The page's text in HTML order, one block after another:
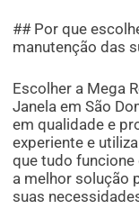
## Por que
manutenção das
Escolher a Mega
Janela em São
em qualidade e
experiente e
que tudo
a melhor solução
suas